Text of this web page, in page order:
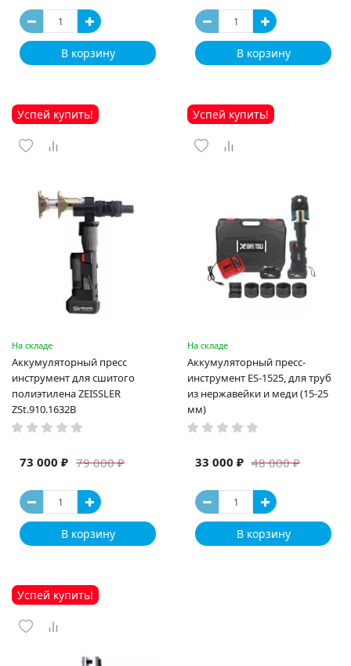
В корзину В корзину
Успей купить!
На складе
Аккумуляторный пресс
инструмент для сшитого
полиэтилена ZEISSLER
ZSt.910.1632B
79 000 ₽
73 000 ₽
В корзину
Успей купить!
На складе
Аккумуляторный пресс-
инструмент ES-1525, для труб
из нержавейки и меди (15-25
мм)
48 000 ₽
33 000 ₽
В корзину
Успей купить!